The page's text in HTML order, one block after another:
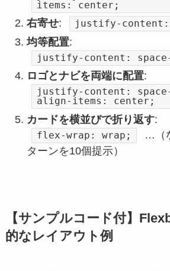
items: center;
右寄せ: justify-
均等配置:
justify-content: space-
ロゴとナビを両端に配置:
justify-content: space-
align-items: center;
カードを横並びで折り返す:
flex-wrap: wrap;
…（
ターンを10個提示）
【サンプルコード付】
的なレイアウト例